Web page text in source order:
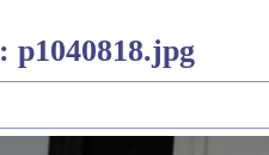
: p1040818.jpg